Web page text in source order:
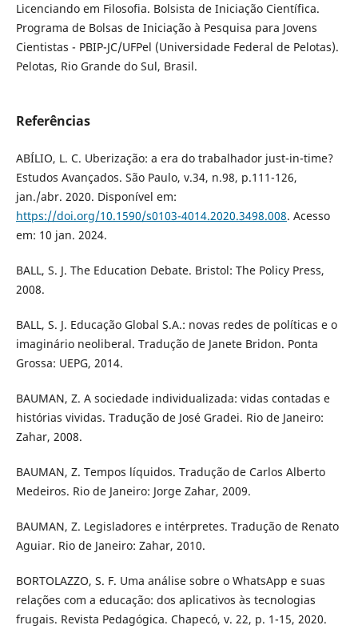
Licenciando em Filosofia. Bolsista de Iniciação Científica.
Programa de Bolsas de Iniciação à Pesquisa para Jovens
Cientistas - PBIP-JC/UFPel (Universidade Federal de Pelotas).
Pelotas, Rio Grande do Sul, Brasil.
Referências
ABÍLIO, L. C. Uberização: a era do trabalhador just-in-time?
Estudos Avançados. São Paulo, v.34, n.98, p.111-126,
jan./abr. 2020. Disponível em:
https://doi.org/10.1590/s0103-4014.2020.3498.008. Acesso
em: 10 jan. 2024.
BALL, S. J. The Education Debate. Bristol: The Policy Press,
2008.
BALL, S. J. Educação Global S.A.: novas redes de políticas e o
imaginário neoliberal. Tradução de Janete Bridon. Ponta
Grossa: UEPG, 2014.
BAUMAN, Z. A sociedade individualizada: vidas contadas e
histórias vividas. Tradução de José Gradei. Rio de Janeiro:
Zahar, 2008.
BAUMAN, Z. Tempos líquidos. Tradução de Carlos Alberto
Medeiros. Rio de Janeiro: Jorge Zahar, 2009.
BAUMAN, Z. Legisladores e intérpretes. Tradução de Renato
Aguiar. Rio de Janeiro: Zahar, 2010.
BORTOLAZZO, S. F. Uma análise sobre o WhatsApp e suas
relações com a educação: dos aplicativos às tecnologias
frugais. Revista Pedagógica. Chapecó, v. 22, p. 1-15, 2020.